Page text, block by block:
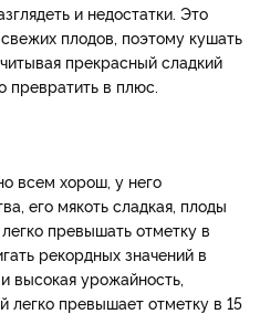
и недостатки. Это
плодов, поэтому кушать
прекрасный сладкий
превратить в плюс.
всем хорош, у него
его мякоть сладкая, плоды
превышать отметку в
рекордных значений в
высокая урожайность,
легко превышает отметку в 15